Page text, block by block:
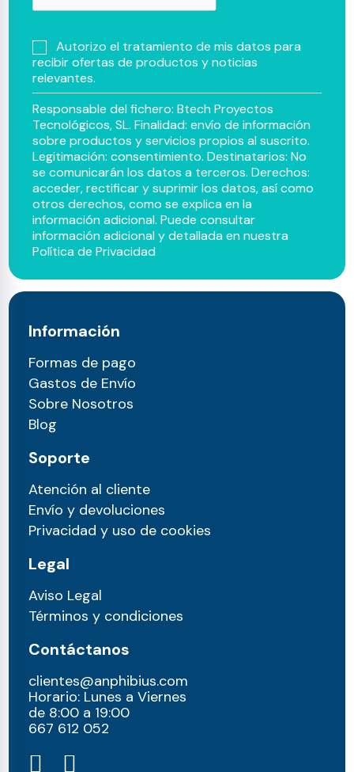
Autorizo el tratamiento de mis datos para
recibir ofertas de productos y noticias
relevantes.
Responsable del fichero: Btech Proyectos
Tecnológicos, SL. Finalidad: envío de información
sobre productos y servicios propios al suscrito.
Legitimación: consentimiento. Destinatarios: No
se comunicarán los datos a terceros. Derechos:
acceder, rectificar y suprimir los datos, así como
otros derechos, como se explica en la
información adicional. Puede consultar
información adicional y detallada en nuestra
Política de Privacidad
Información
Formas de pago
Gastos de Envío
Sobre Nosotros
Blog
Soporte
Atención al cliente
Envío y devoluciones
Privacidad y uso de cookies
Legal
Aviso Legal
Términos y condiciones
Contáctanos
clientes@anphibius.com
Horario: Lunes a Viernes
de 8:00 a 19:00
667 612 052​